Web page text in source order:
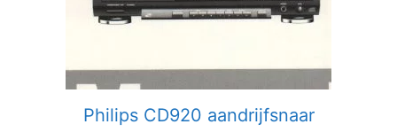
Philips CD920 aandrijfsnaar